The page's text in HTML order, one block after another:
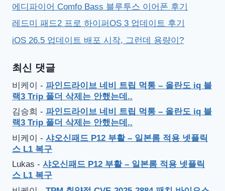
에디파이어 Comfo Bass 블루투스 이어폰 후기
레드미 패드2 프로 하이퍼OS 3 업데이트 후기
iOS 26.5 업데이트 배포 시작, 그런데 용량이?
최신 댓글
비케이 - 파인드라이브 네비 트립 먹통 – 올란도 iq 블
랙3 Trip 폴더 삭제는 안했는데..
김승희 - 파인드라이브 네비 트립 먹통 – 올란도 iq 블
랙3 Trip 폴더 삭제는 안했는데..
비케이 - 샤오신패드 P12 부활 – 일본롬 적용 넷플릭
스 L1 복구
Lukas - 샤오신패드 P12 부활 – 일본롬 적용 넷플릭
스 L1 복구